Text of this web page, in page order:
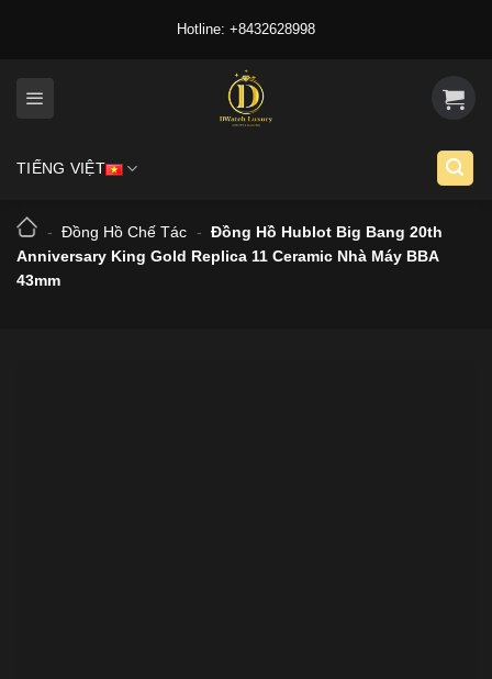
Hotline: +8432628998
TIẾNG VIỆT
- Đồng Hồ Chế Tác - Đồng Hồ Hublot Big Bang 20th
Anniversary King Gold Replica 11 Ceramic Nhà Máy BBA
43mm